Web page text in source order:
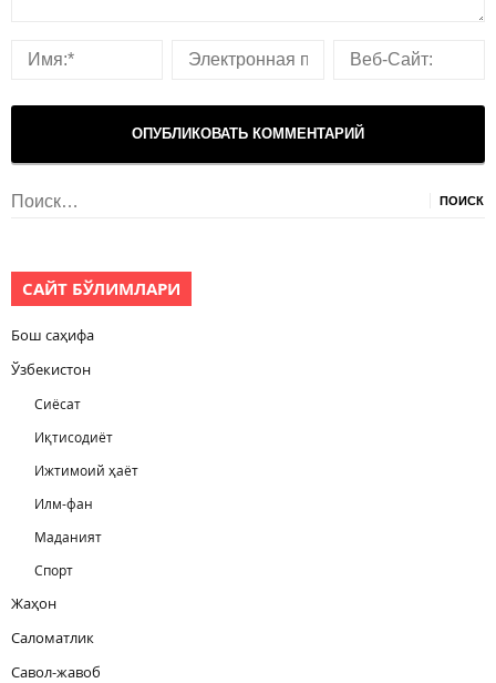
Найти:
САЙТ БЎЛИМЛАРИ
Бош саҳифа
Ўзбекистон
Сиёсат
Иқтисодиёт
Ижтимоий ҳаёт
Илм-фан
Маданият
Спорт
Жаҳон
Саломатлик
Савол-жавоб